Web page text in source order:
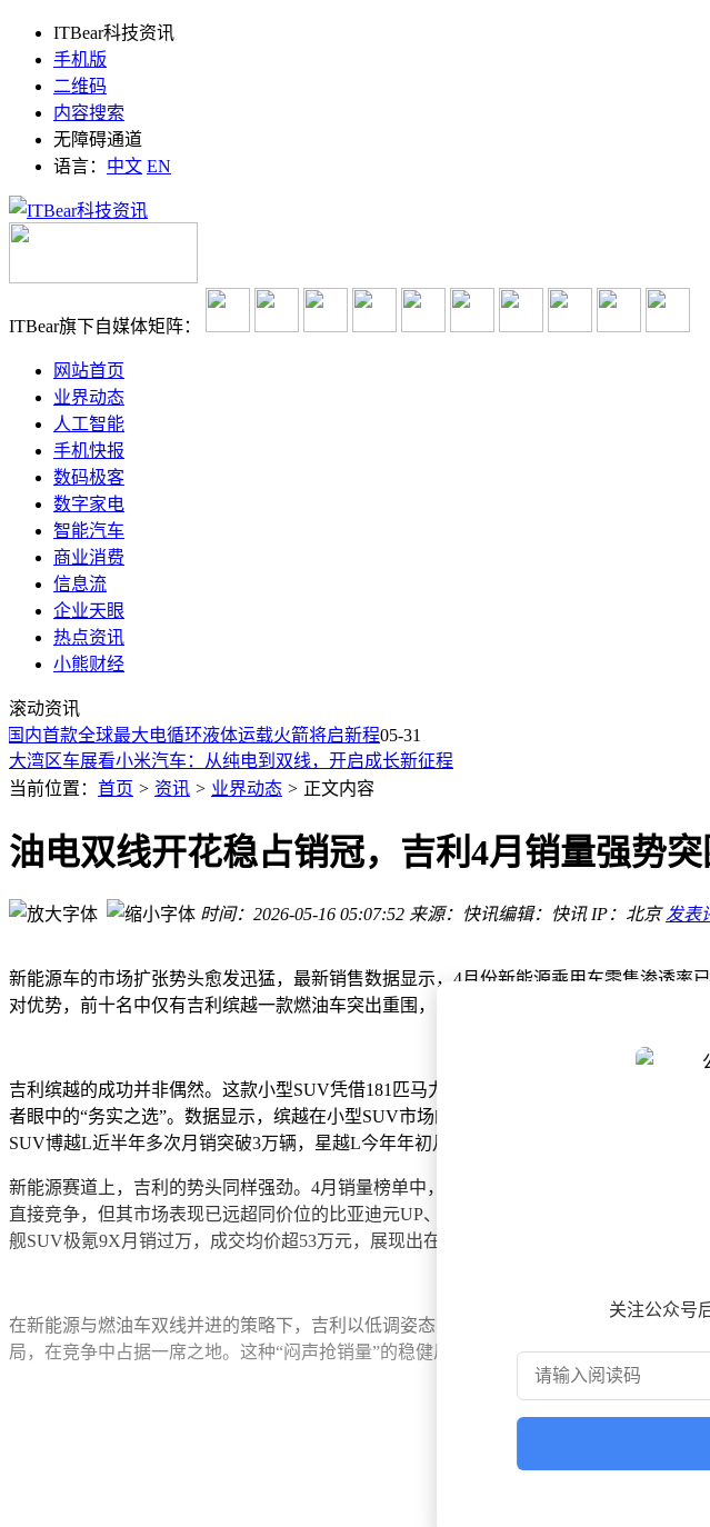
ITBear科技资讯
手机版
二维码
内容搜索
无障碍通道
语言： 中文 EN
ITBear旗下自媒体矩阵：
网站首页
业界动态
人工智能
手机快报
数码极客
数字家电
智能汽车
商业消费
信息流
企业天眼
热点资讯
小熊财经
滚动资讯
首款全球最大电循环液体运载火箭将启新程05-31
蓝色起源发射台遭重创：火箭爆炸致发射或中断半年，亚马逊计划受挫
SpaceX估值或下调引关注 马斯克社交平台发文否认传闻
大湾区车展看小米汽车：从纯电到双线，开启成长新征程
AI浪潮下老牌硬件公司焕发新生：戴尔诺基亚等迎估值重排新机遇
特斯拉前员工集体“泼冷水”：FSD难获信任，Robotaxi遭直言拒乘
华为“韬定律”突破制程限制，中国AI算力破局指日可待
哈佛毕业演讲“火力全开”：直言这一代使命是摧毁AI，引学生热烈欢呼
Meta计划明年测试AI吊坠，扩展眼镜线并推企业服务谋硬件部门转机
蓝色起源发射台遭重创：火箭爆炸致发射或中断半年，亚马逊计划受挫
当前位置： 首页 > 资讯 > 业界动态 > 正文内容
油电双线开花稳占销冠，吉利4月销量强势
时间：2026-05-16 05:07:52 来源：快讯编辑：快讯 IP：北京 发表
新能源车的市场扩张势头愈发迅猛，最新销售数据显示，4月份新能源乘用车零售渗透
对优势，前十名中仅有吉利缤越一款燃油车突出重围，以1.49万辆的月销量位列第八，成
吉利缤越的成功并非偶然。这款小型SUV凭借181匹马力、540°全景影像、L2级驾驶辅
者眼中的“务实之选”。数据显示，缤越在小型SUV市场的占有率超过21%，全球累计销
SUV博越L近半年多次月销突破3万辆，星越L今年年初月销超2万辆，4月仍保持9000辆
新能源赛道上，吉利的势头同样强劲。4月销量榜单中，比亚迪未能进入前五，而吉利星
直接竞争，但其市场表现已远超同价位的比亚迪元UP、海豚、海鸥等车型。吉利银河品
舰SUV极氪9X月销过万，成交均价超53万元，展现出在高端市场的竞争力。
在新能源与燃油车双线并进的策略下，吉利以低调姿态实现了销量与口碑的双丰收。面
局，在竞争中占据一席之地。这种“闷声抢销量”的稳健风格，或许正是其持续发展的关键
关注公众号